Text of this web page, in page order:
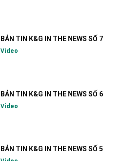
BẢN TIN K&G IN THE NEWS SỐ 7
Video
BẢN TIN K&G IN THE NEWS SỐ 6
Video
BẢN TIN K&G IN THE NEWS SỐ 5